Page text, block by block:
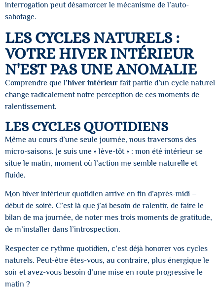
interrogation peut désamorcer le mécanisme de l’auto-
sabotage.
LES CYCLES NATURELS :
VOTRE HIVER INTÉRIEUR
N'EST PAS UNE ANOMALIE
Comprendre que l’hiver intérieur fait partie d’un cycle naturel
change radicalement notre perception de ces moments de
ralentissement.
LES CYCLES QUOTIDIENS
Même au cours d’une seule journée, nous traversons des
micro-saisons. Je suis une « lève-tôt » : mon été intérieur se
situe le matin, moment où l’action me semble naturelle et
fluide.
Mon hiver intérieur quotidien arrive en fin d’après-midi –
début de soiré. C’est là que j’ai besoin de ralentir, de faire le
bilan de ma journée, de noter mes trois moments de gratitude,
de m’installer dans l’introspection.
Respecter ce rythme quotidien, c’est déjà honorer vos cycles
naturels. Peut-être êtes-vous, au contraire, plus énergique le
soir et avez-vous besoin d’une mise en route progressive le
matin ?